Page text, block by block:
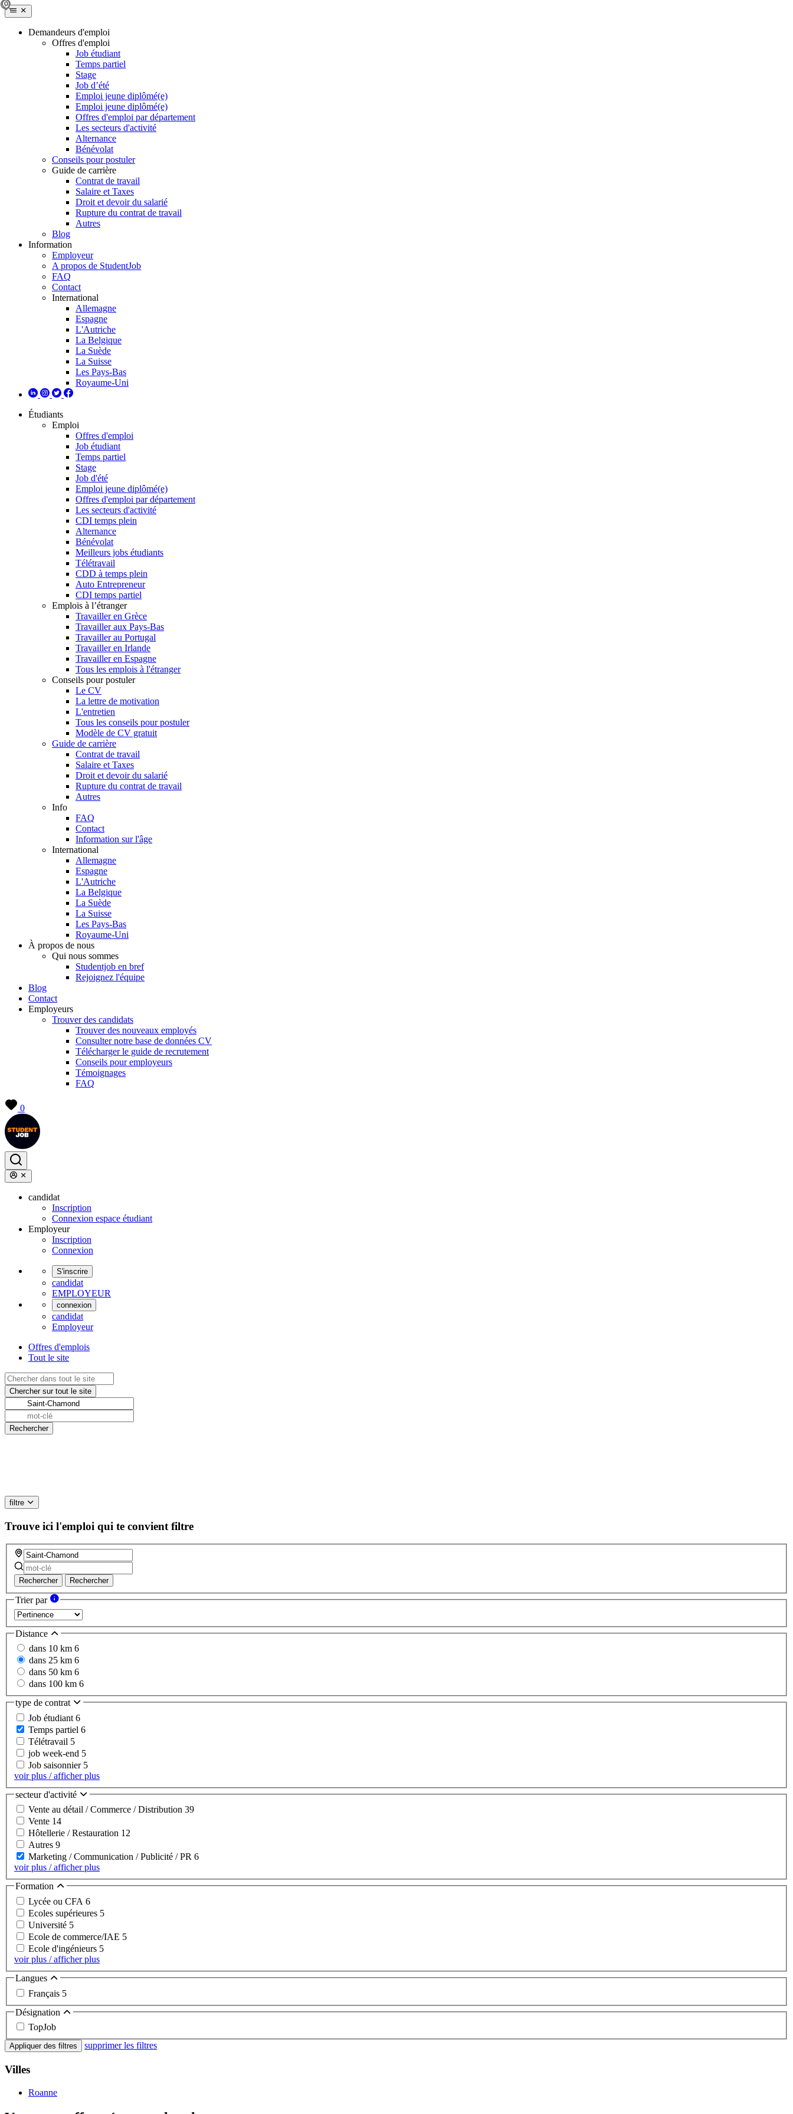
Demandeurs d'emploi
Offres d'emploi
Job étudiant
Temps partiel
Stage
Job d’été
Emploi jeune diplômé(e)
Emploi jeune diplômé(e)
Offres d'emploi par département
Les secteurs d'activité
Alternance
Bénévolat
Conseils pour postuler
Guide de carrière
Contrat de travail
Salaire et Taxes
Droit et devoir du salarié
Rupture du contrat de travail
Autres
Blog
Information
Employeur
A propos de StudentJob
FAQ
Contact
International
Allemagne
Espagne
L'Autriche
La Belgique
La Suède
La Suisse
Les Pays-Bas
Royaume-Uni
Étudiants
Emploi
Offres d'emploi
Job étudiant
Temps partiel
Stage
Job d'été
Emploi jeune diplômé(e)
Offres d'emploi par département
Les secteurs d'activité
CDI temps plein
Alternance
Bénévolat
Meilleurs jobs étudiants
Télétravail
CDD à temps plein
Auto Entrepreneur
CDI temps partiel
Emplois à l’étranger
Travailler en Grèce
Travailler aux Pays-Bas
Travailler au Portugal
Travailler en Irlande
Travailler en Espagne
Tous les emplois à l'étranger
Conseils pour postuler
Le CV
La lettre de motivation
L'entretien
Tous les conseils pour postuler
Modèle de CV gratuit
Guide de carrière
Contrat de travail
Salaire et Taxes
Droit et devoir du salarié
Rupture du contrat de travail
Autres
Info
FAQ
Contact
Information sur l'âge
International
Allemagne
Espagne
L'Autriche
La Belgique
La Suède
La Suisse
Les Pays-Bas
Royaume-Uni
À propos de nous
Qui nous sommes
Studentjob en bref
Rejoignez l'équipe
Blog
Contact
Employeurs
Trouver des candidats
Trouver des nouveaux employés
Consulter notre base de données CV
Télécharger le guide de recrutement
Conseils pour employeurs
Témoignages
FAQ
0
candidat
Inscription
Connexion espace étudiant
Employeur
Inscription
Connexion
S'inscrire
candidat
EMPLOYEUR
connexion
candidat
Employeur
Offres d'emplois
Tout le site
filtre
Trouve ici l'emploi qui te convient filtre
Rechercher Rechercher
Trier par
Distance
dans 10 km 6
dans 25 km 6
dans 50 km 6
dans 100 km 6
type de contrat
Job étudiant 6
Temps partiel 6
Télétravail 5
job week-end 5
Job saisonnier 5
voir plus / afficher plus
secteur d'activité
Vente au détail / Commerce / Distribution 39
Vente 14
Hôtellerie / Restauration 12
Autres 9
Marketing / Communication / Publicité / PR 6
voir plus / afficher plus
Formation
Lycée ou CFA 6
Ecoles supérieures 5
Université 5
Ecole de commerce/IAE 5
Ecole d'ingénieurs 5
voir plus / afficher plus
Langues
Français 5
Désignation
TopJob
Appliquer des filtres supprimer les filtres
Villes
Roanne